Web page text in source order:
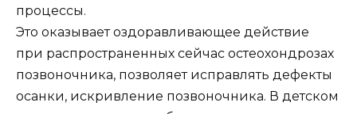
процессы.
Это оказывает оздоравливающее действие
при распространенных сейчас остеохондрозах
позвоночника, позволяет исправлять дефекты
осанки, искривление позвоночника. В детском